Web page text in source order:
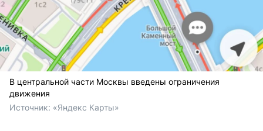
В центральной части Москвы введены ограничения
движения
Источник: «Яндекс Карты»